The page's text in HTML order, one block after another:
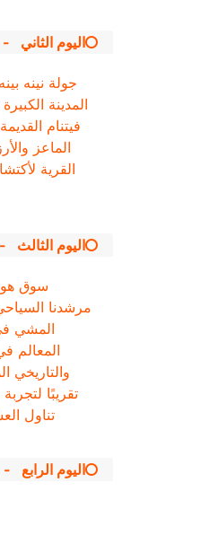
اليوم الثاني -
المدينة
فيتنام
الماعز
القرية
اليوم الثالث -
تقريبًا
تناول
اليوم الرابع -